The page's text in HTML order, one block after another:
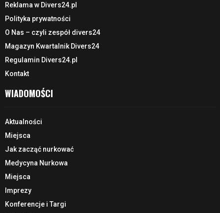
Reklama w Divers24.pl
Polityka prywatności
O Nas – czyli zespół divers24
Magazyn Kwartalnik Divers24
Regulamin Divers24.pl
Kontakt
WIADOMOŚCI
Aktualności
Miejsca
Jak zacząć nurkować
Medycyna Nurkowa
Miejsca
Imprezy
Konferencje i Targi